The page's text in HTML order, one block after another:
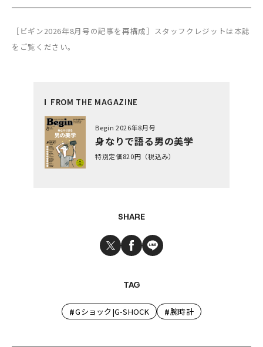
［ビギン2026年8月号の記事を再構成］スタッフクレジットは本誌
をご覧ください。
FROM THE MAGAZINE
Begin 2026年8月号
身なりで語る男の美学
特別定価820円（税込み）
SHARE
TAG
#Gショック|G-SHOCK #腕時計